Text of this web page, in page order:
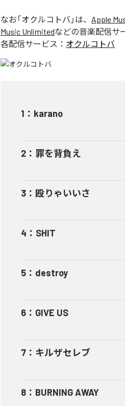
なお「オクルコトバ 」は、 Apple
Music Unlimitedなどの音楽配信サ
各配信サービス： オクルコトバ
1 ： karano
2 ： 罪を背負え
3 ： 殴りゃいいさ
4 ： SHIT
5 ： destroy
6 ： GIVE US
7 ： キルザセレブ
8 ： BURNING AWAY